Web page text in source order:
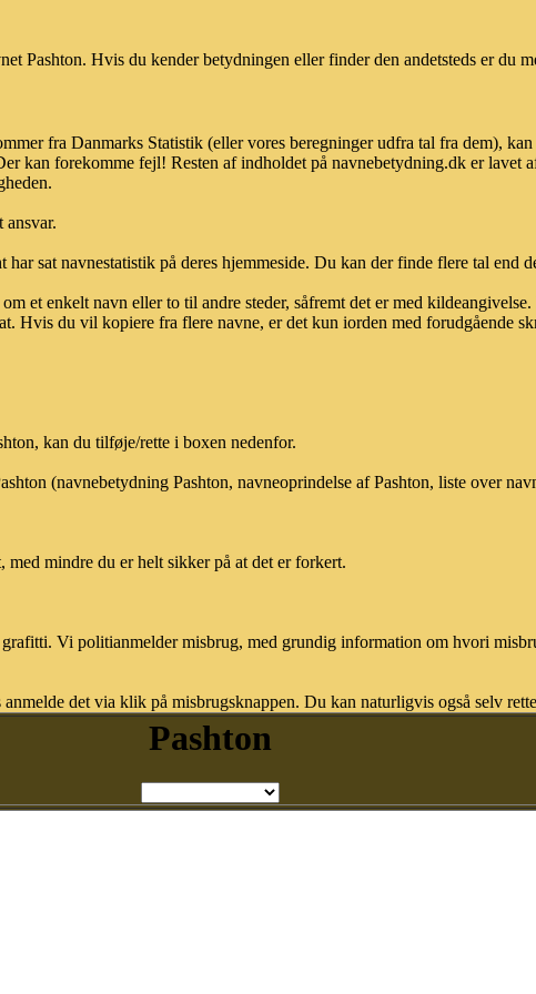
Pashton. Hvis du kender betydningen eller finder den andetsteds er du
fra Danmarks Statistik (eller vores beregninger udfra tal fra dem),
kan forekomme fejl! Resten af indholdet på navnebetydning.dk er lavet
ansvar.
sat navnestatistik på deres hjemmeside. Du kan der finde flere tal end
et enkelt navn eller to til andre steder, såfremt det er med
Hvis du vil kopiere fra flere navne, er det kun iorden med forudgående
kan du tilføje/rette i boxen nedenfor.
(navnebetydning Pashton, navneoprindelse af Pashton, liste over
med mindre du er helt sikker på at det er forkert.
Vi politianmelder misbrug, med grundig information om hvori
det via klik på misbrugsknappen. Du kan naturligvis også selv
Pashton